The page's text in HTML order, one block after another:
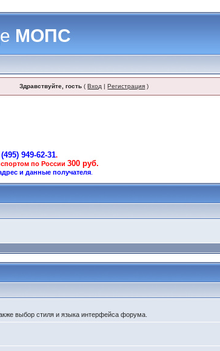
МОПС
Здравствуйте, гость (Вход |Регистрация )
949-62-31.
по России300 руб.
и данные получателя
выбор стиля и языка интерфейса форума.